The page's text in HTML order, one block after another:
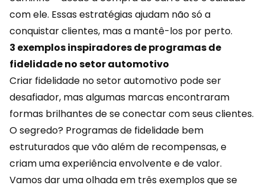
com ele. Essas estratégias ajudam não só a
conquistar clientes, mas a mantê-los por perto.
3 exemplos inspiradores de programas de
fidelidade no setor automotivo
Criar fidelidade no setor automotivo pode ser
desafiador, mas algumas marcas encontraram
formas brilhantes de se conectar com seus clientes.
O segredo? Programas de fidelidade bem
estruturados que vão além de recompensas, e
criam uma experiência envolvente e de valor.
Vamos dar uma olhada em três exemplos que se